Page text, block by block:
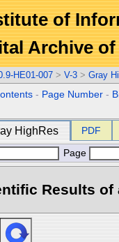
of
Archive
HE01-007 > V-3 > Gray
- Page Number -
HighRes PDF
Page
Results of